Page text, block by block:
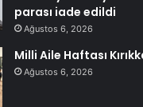
parası iade edildi
Ağustos 6, 2026
Milli Aile Haftası
Ağustos 6, 2026